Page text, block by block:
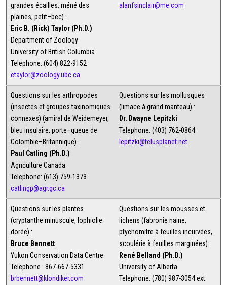
grandes écailles, méné des
plaines, petit–bec) :
Eric B. (Rick) Taylor (Ph.D.)
Department of Zoology
University of British Columbia
Telephone: (604) 822-9152
etaylor@zoology.ubc.ca
alanfsinclair@me.com
Questions sur les arthropodes
(insectes et groupes taxinomiques
connexes) (amiral de Weidemeyer,
bleu insulaire, porte–queue de
Colombie–Britannique) :
Paul Catling (Ph.D.)
Agriculture Canada
Telephone: (613) 759-1373
catlingp@agr.gc.ca
Questions sur les mollusques
(limace à grand manteau) :
Dr. Dwayne Lepitzki
Telephone: (403) 762-0864
lepitzki@telusplanet.net
Questions sur les plantes
(cryptanthe minuscule, lophiolie
dorée) :
Bruce Bennett
Yukon Conservation Data Centre
Telephone : 867-667-5331
brbennett@klondiker.com
Questions sur les mousses et
lichens (fabronie naine,
ptychomitre à feuilles incurvées,
scoulérie à feuilles marginées) :
René Belland (Ph.D.)
University of Alberta
Telephone: (780) 987-3054 ext.